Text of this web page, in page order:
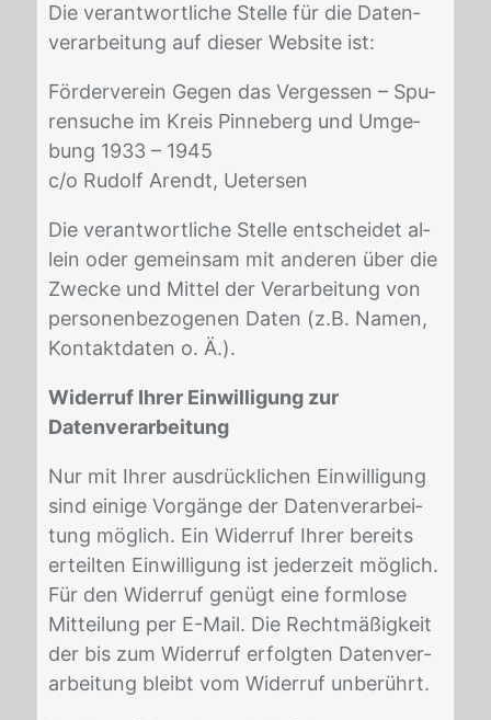
Die ver­ant­wort­li­che Stel­le für die Da­ten­
ver­ar­bei­tung auf die­ser Web­site ist:
För­der­ver­ein Ge­gen das Ver­ges­sen – Spu­
ren­su­che im Kreis Pin­ne­berg und Um­ge­
bung 1933 – 1945
c/o Rudolf Arendt, Uetersen
Die ver­ant­wort­li­che Stel­le ent­schei­det al­
lein oder ge­mein­sam mit an­de­ren über die
Zwe­cke und Mit­tel der Ver­ar­bei­tung von
per­so­nen­be­zo­ge­nen Da­ten (z.B. Na­men,
Kon­takt­da­ten o. Ä.).
Widerruf Ihrer Einwilligung zur
Datenverarbeitung
Nur mit Ih­rer aus­drück­li­chen Ein­wil­li­gung
sind ei­ni­ge Vor­gän­ge der Da­ten­ver­ar­bei­
tung mög­lich. Ein Wi­der­ruf Ih­rer be­reits
er­teil­ten Ein­wil­li­gung ist je­der­zeit mög­lich.
Für den Wi­der­ruf ge­nügt eine form­lo­se
Mit­tei­lung per E-Mail. Die Recht­mä­ßig­keit
der bis zum Wi­der­ruf er­folg­ten Da­ten­ver­
ar­bei­tung bleibt vom Wi­der­ruf un­be­rührt.